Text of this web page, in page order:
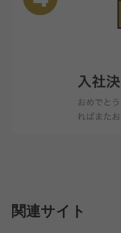
関連サイト